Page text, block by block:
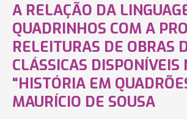
A RELAÇÃO DA
QUADRINHOS COM A
RELEITURAS DE OBRAS
CLÁSSICAS DISPONÍVEIS
“HISTÓRIA EM
MAURÍCIO DE SOUSA